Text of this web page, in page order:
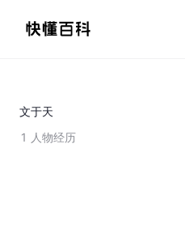
文于天
1 人物经历